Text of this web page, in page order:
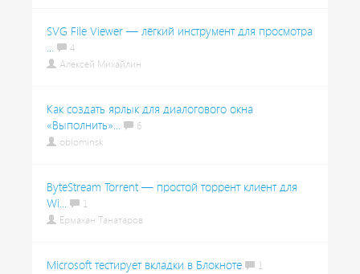
SVG File Viewer — лёгкий инструмент для просмотра
...
4
Алексей Михайлин
Как создать ярлык для диалогового окна
«Выполнить»...
6
oblominsk
ByteStream Torrent — простой торрент клиент для
Wi...
1
Ермахан Танатаров
Microsoft тестирует вкладки в Блокноте
1